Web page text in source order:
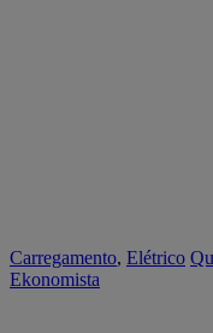
Carregamento, Elétrico
Ekonomista